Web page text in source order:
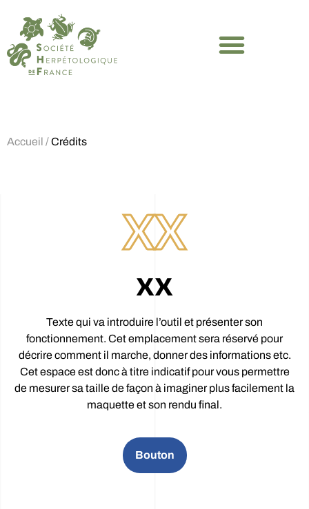
Accueil /Crédits
XX
xx
Texte qui va introduire l’outil et présenter son
fonctionnement. Cet emplacement sera réservé pour
décrire comment il marche, donner des informations etc.
Cet espace est donc à titre indicatif pour vous permettre
de mesurer sa taille de façon à imaginer plus facilement la
maquette et son rendu final.
Bouton